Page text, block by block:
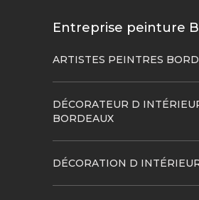
Entreprise peinture
ARTISTES PEINTRES
DÉCORATEUR D
BORDEAUX
DÉCORATION D